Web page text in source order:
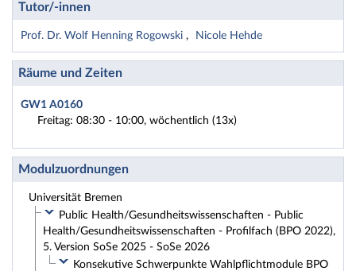
Tutor/-innen
Prof. Dr. Wolf Henning Rogowski Nicole Hehde
Räume und Zeiten
GW1 A0160
Freitag: 08:30 - 10:00, wöchentlich (13x)
Modulzuordnungen
Universität Bremen
Public Health/Gesundheitswissenschaften - Public
Health/Gesundheitswissenschaften - Profilfach (BPO 2022),
5. Version SoSe 2025 - SoSe 2026
Konsekutive Schwerpunkte Wahlpflichtmodule BPO